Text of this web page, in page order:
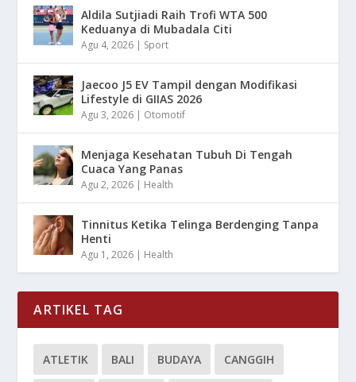
Aldila Sutjiadi Raih Trofi WTA 500
Keduanya di Mubadala Citi
Agu 4, 2026 | Sport
Jaecoo J5 EV Tampil dengan Modifikasi
Lifestyle di GIIAS 2026
Agu 3, 2026 | Otomotif
Menjaga Kesehatan Tubuh Di Tengah
Cuaca Yang Panas
Agu 2, 2026 | Health
Tinnitus Ketika Telinga Berdenging Tanpa
Henti
Agu 1, 2026 | Health
ARTIKEL TAG
ATLETIK BALI BUDAYA CANGGIH